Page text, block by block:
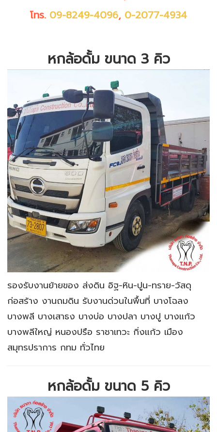
โทร. 09-8249-4096, 0-2077-4934
หกล้อดั้ม ขนาด 3 คิว
รองรับงานย้ายของ ส่งดิน อิฐ-หิน-ปูน-ทราย-วัสดุ
ก่อสร้าง งานถมดิน รับงานด่วนในพื้นที่ บางโฉลง
บางพลี บางเสาธง บางบ่อ บางปลา บางปู บางแก้ว
บางพลีใหญ่ หนองปรือ ราชาเทวะ กิ่งแก้ว เมือง
สมุทรปราการ กทม ทั่วไทย
หกล้อดั้ม ขนาด 5 คิว